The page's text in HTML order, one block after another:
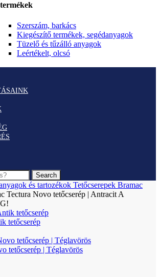
Szerszám, barkács
Kiegészítő termékek, segédanyagok
Tüzelő és tűzálló anyagok
Leértékelt, olcsó
Search
és tartozékok Tetőcserepek Bramac
Tectura Novo tetőcserép | Antracit A
tetőcserép
tetőcserép | Téglavörös